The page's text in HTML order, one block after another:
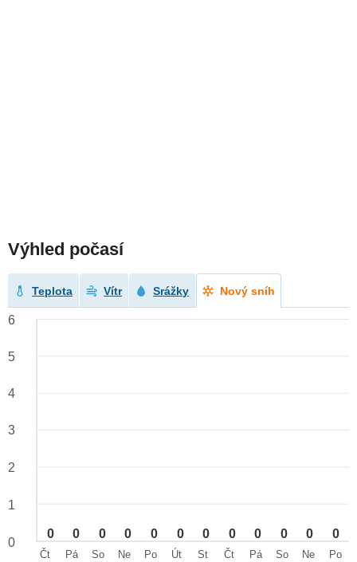
Výhled počasí
Teplota Vítr Srážky Nový sníh
0 0 0 0 0 0 0 0 0 0 0 0
6
5
4
3
2
1
0
Čt
Pá
So
Ne
Po
Út
St
Čt
Pá
So
Ne
Po